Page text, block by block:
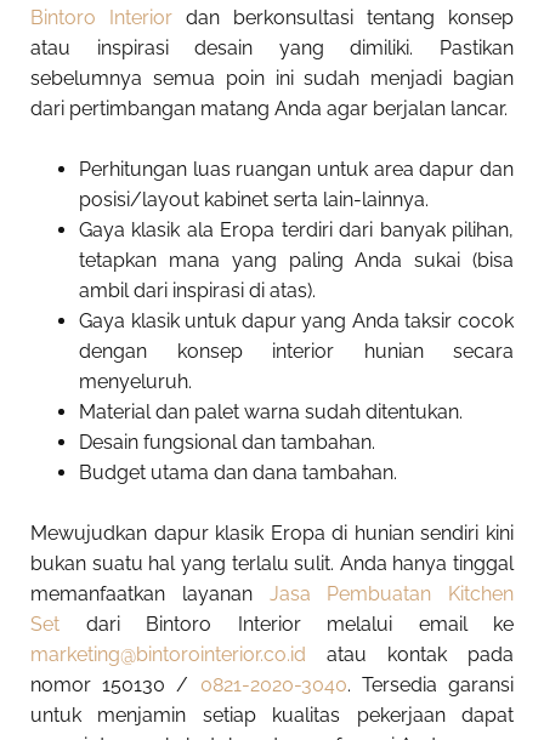
Bintoro Interior dan berkonsultasi tentang konsep
atau inspirasi desain yang dimiliki. Pastikan
sebelumnya semua poin ini sudah menjadi bagian
dari pertimbangan matang Anda agar berjalan lancar.
Perhitungan luas ruangan untuk area dapur dan
posisi/layout kabinet serta lain-lainnya.
Gaya klasik ala Eropa terdiri dari banyak pilihan,
tetapkan mana yang paling Anda sukai (bisa
ambil dari inspirasi di atas).
Gaya klasik untuk dapur yang Anda taksir cocok
dengan konsep interior hunian secara
menyeluruh.
Material dan palet warna sudah ditentukan.
Desain fungsional dan tambahan.
Budget utama dan dana tambahan.
Mewujudkan dapur klasik Eropa di hunian sendiri kini
bukan suatu hal yang terlalu sulit. Anda hanya tinggal
memanfaatkan layanan Jasa Pembuatan Kitchen
Set dari Bintoro Interior melalui email ke
marketing@bintorointerior.co.id atau kontak pada
nomor 150130 / 0821-2020-3040. Tersedia garansi
untuk menjamin setiap kualitas pekerjaan dapat